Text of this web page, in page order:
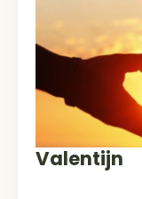
Valentijn